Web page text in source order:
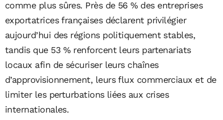
comme plus sûres. Près de 56 % des entreprises
exportatrices françaises déclarent privilégier
aujourd’hui des régions politiquement stables,
tandis que 53 % renforcent leurs partenariats
locaux afin de sécuriser leurs chaînes
d’approvisionnement, leurs flux commerciaux et de
limiter les perturbations liées aux crises
internationales.